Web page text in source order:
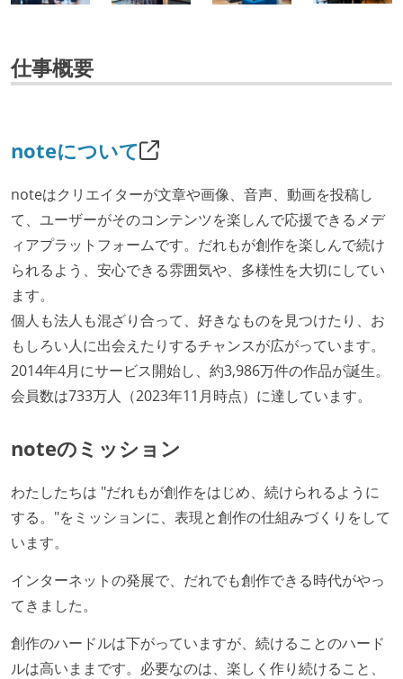
仕事概要
noteについて
noteはクリエイターが文章や画像、音声、動画を投稿し
て、ユーザーがそのコンテンツを楽しんで応援できるメデ
ィアプラットフォームです。だれもが創作を楽しんで続け
られるよう、安心できる雰囲気や、多様性を大切にしてい
ます。
個人も法人も混ざり合って、好きなものを見つけたり、お
もしろい人に出会えたりするチャンスが広がっています。
2014年4月にサービス開始し、約3,986万件の作品が誕生。
会員数は733万人（2023年11月時点）に達しています。
noteのミッション
わたしたちは "だれもが創作をはじめ、続けられるように
する。"をミッションに、表現と創作の仕組みづくりをして
います。
インターネットの発展で、だれでも創作できる時代がやっ
てきました。
創作のハードルは下がっていますが、続けることのハード
ルは高いままです。必要なのは、楽しく作り続けること、